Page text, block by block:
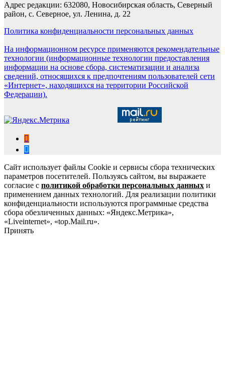
Адрес редакции: 632080, Новосибирская область, Северный
район, с. Северное, ул. Ленина, д. 22
Политика конфиденциальности персональных данных
На информационном ресурсе применяются рекомендательные
технологии (информационные технологии предоставления
информации на основе сбора, систематизации и анализа
сведений, относящихся к предпочтениям пользователей сети
«Интернет», находящихся на территории Российской
Федерации).
Сайт использует файлы Cookie и сервисы сбора технических
параметров посетителей. Пользуясь сайтом, вы выражаете
согласие с политикой обработки персональных данных и
применением данных технологий. Для реализации политики
конфиденциальности используются программные средства
сбора обезличенных данных: «Яндекс.Метрика»,
«Liveinternet», «top.Mail.ru».
Принять